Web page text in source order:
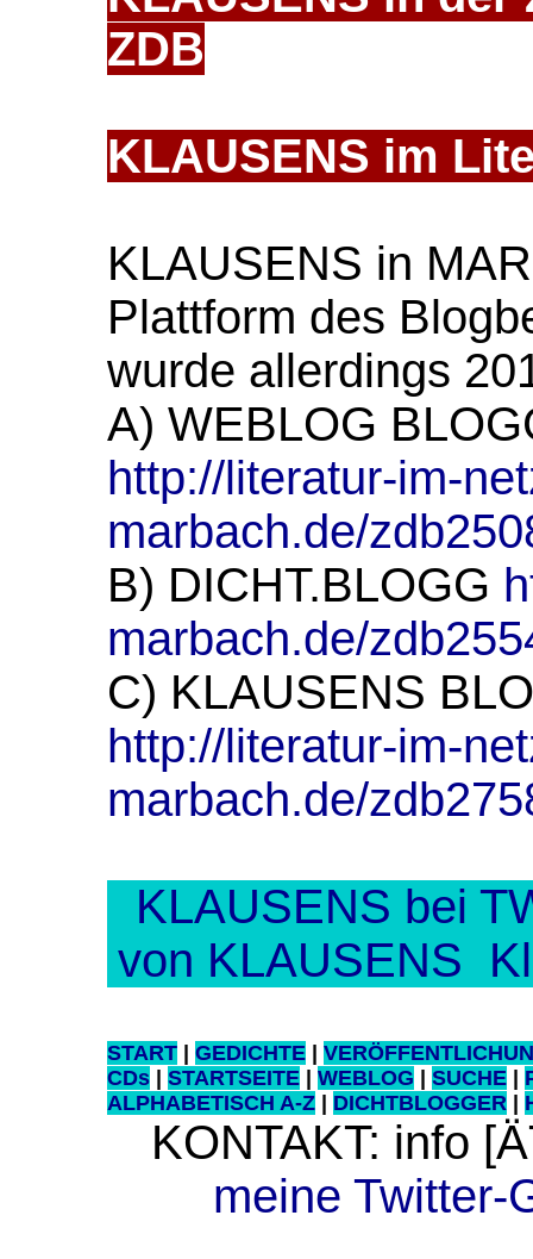
ZDB
KLAUSENS im
KLAUSENS in
Plattform des
wurde allerdings
A) WEBLOG
http://literatur-im-
marbach.de/
B) DICHT.BLOGG
marbach.de/
C) KLAUSENS
http://literatur-im-
marbach.de/
KLAUSENS bei
von KLAUSENS
START | GEDICHTE |
CDs | STARTSEITE | WEBLOG | SUCHE |
ALPHABETISCH A-Z | DICHTBLOGGER |
KONTAKT: info
meine Twitter-